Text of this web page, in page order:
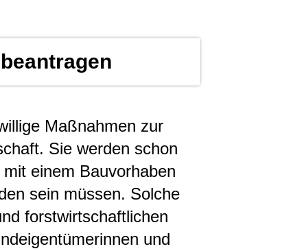
Maßnahmen zur
Sie werden schon
einem Bauvorhaben
sein müssen. Solche
forstwirtschaftlichen
und